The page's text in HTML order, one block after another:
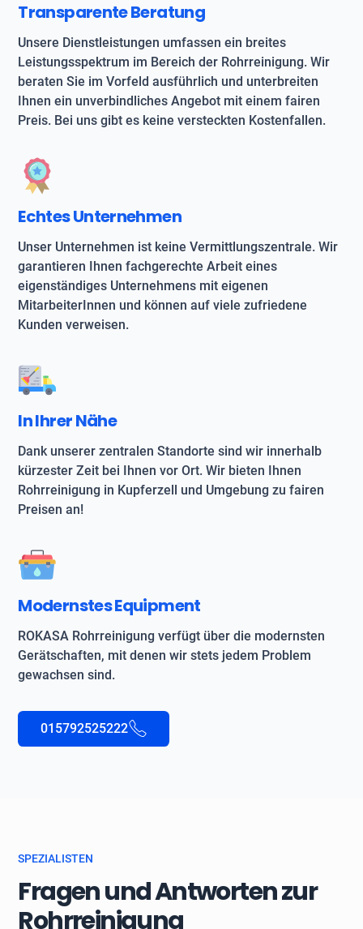
Transparente Beratung
Unsere Dienstleistungen umfassen ein breites
Leistungsspektrum im Bereich der Rohrreinigung. Wir
beraten Sie im Vorfeld ausführlich und unterbreiten
Ihnen ein unverbindliches Angebot mit einem fairen
Preis. Bei uns gibt es keine versteckten Kostenfallen.
Echtes Unternehmen
Unser Unternehmen ist keine Vermittlungszentrale. Wir
garantieren Ihnen fachgerechte Arbeit eines
eigenständiges Unternehmens mit eigenen
MitarbeiterInnen und können auf viele zufriedene
Kunden verweisen.
In Ihrer Nähe
Dank unserer zentralen Standorte sind wir innerhalb
kürzester Zeit bei Ihnen vor Ort. Wir bieten Ihnen
Rohrreinigung in Kupferzell und Umgebung zu fairen
Preisen an!
Modernstes Equipment
ROKASA Rohrreinigung verfügt über die modernsten
Gerätschaften, mit denen wir stets jedem Problem
gewachsen sind.
015792525222
SPEZIALISTEN
Fragen und Antworten zur
Rohrreinigung